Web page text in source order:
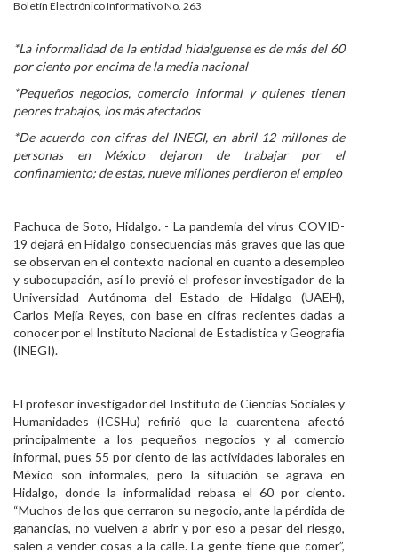
Aspirantes
Personal
Alumni
Visitantes
Boletín Electrónico Informativo No. 263
*La informalidad de la entidad hidalguense es de más del 60
por ciento por encima de la media nacional
*Pequeños negocios, comercio informal y quienes tienen
peores trabajos, los más afectados
*De acuerdo con cifras del INEGI, en abril 12 millones de
personas en México dejaron de trabajar por el
confinamiento; de estas, nueve millones perdieron el empleo
Pachuca de Soto, Hidalgo. - La pandemia del virus COVID-
19 dejará en Hidalgo consecuencias más graves que las que
se observan en el contexto nacional en cuanto a desempleo
y subocupación, así lo previó el profesor investigador de la
Universidad Autónoma del Estado de Hidalgo (UAEH),
Carlos Mejía Reyes, con base en cifras recientes dadas a
conocer por el Instituto Nacional de Estadística y Geografía
(INEGI).
El profesor investigador del Instituto de Ciencias Sociales y
Humanidades (ICSHu) refirió que la cuarentena afectó
principalmente a los pequeños negocios y al comercio
informal, pues 55 por ciento de las actividades laborales en
México son informales, pero la situación se agrava en
Hidalgo, donde la informalidad rebasa el 60 por ciento.
“Muchos de los que cerraron su negocio, ante la pérdida de
ganancias, no vuelven a abrir y por eso a pesar del riesgo,
salen a vender cosas a la calle. La gente tiene que comer”,